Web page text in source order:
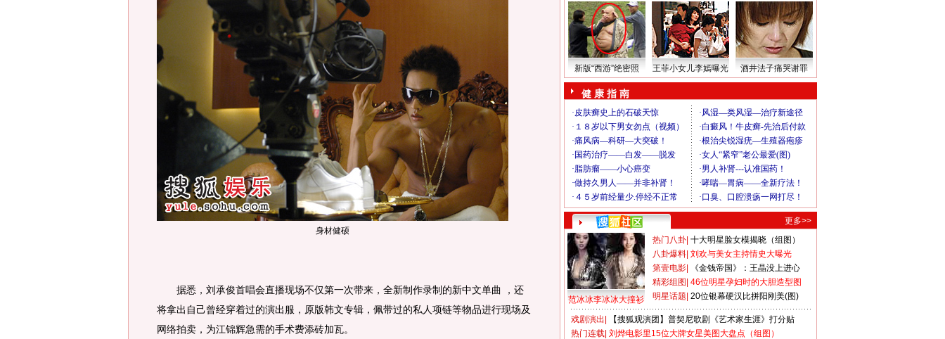
身材健硕
据悉，刘承俊首唱会直播现场不仅第一次带来，全新制作录制的新中文单曲 ，还
将拿出自己曾经穿着过的演出服，原版韩文专辑，佩带过的私人项链等物品进行现场及
网络拍卖，为江锦辉急需的手术费添砖加瓦。
新版“西游”绝密照 王菲小女儿李嫣曝光 酒井法子痛哭谢罪
健 康 指 南
更多>>
范冰冰李冰冰大撞衫
热门八卦 十大明星脸女模揭晓（组图）
八卦爆料 刘欢与美女主持情史大曝光
第壹电影
《金钱帝国》：王晶没上进心
精彩组图 46位明星孕妇时的大胆造型图
明星话题 20位银幕硬汉比拼阳刚美(图)
戏剧演出
【搜狐观演团】普契尼歌剧《艺术家生涯》打分贴
热门连载 刘烨电影里15位大牌女星美图大盘点（组图）